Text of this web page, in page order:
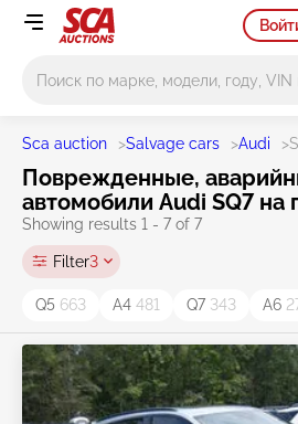
Sca auction >Salvage cars >Audi >
Поврежденные,
автомобили Audi SQ7 на
Showing results 1 - 7 of 7
Filter3
Q5 663 A4 481 Q7 343 A6